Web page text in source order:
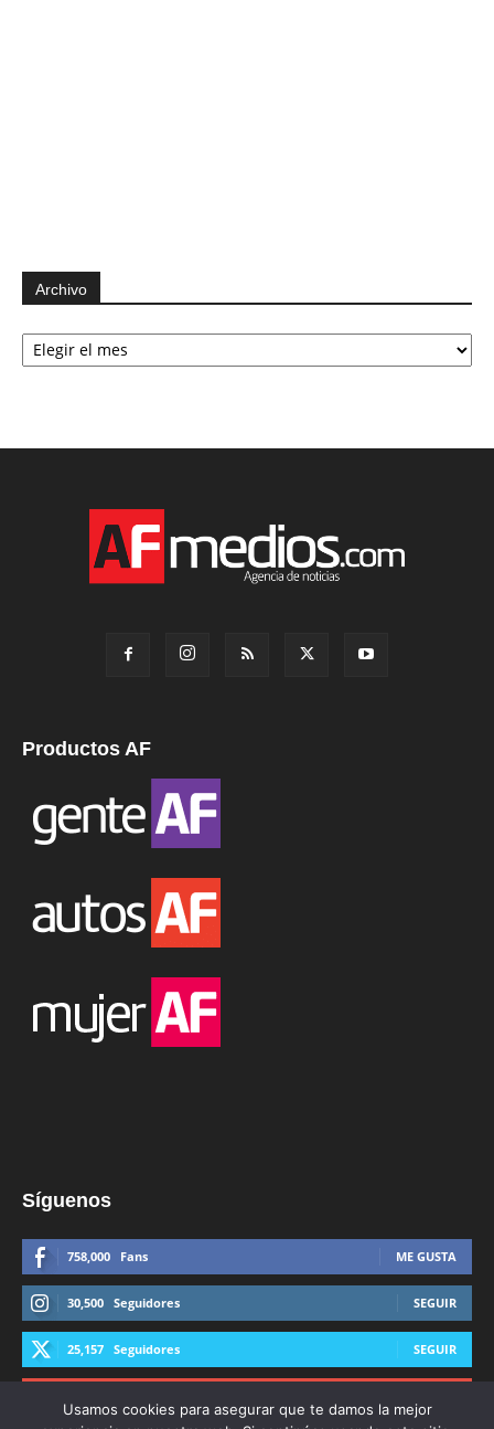
Archivo
Archivo
Productos AF
Síguenos
758,000 Fans ME GUSTA
30,500 Seguidores SEGUIR
25,157 Seguidores SEGUIR
Usamos cookies para asegurar que te damos la mejor